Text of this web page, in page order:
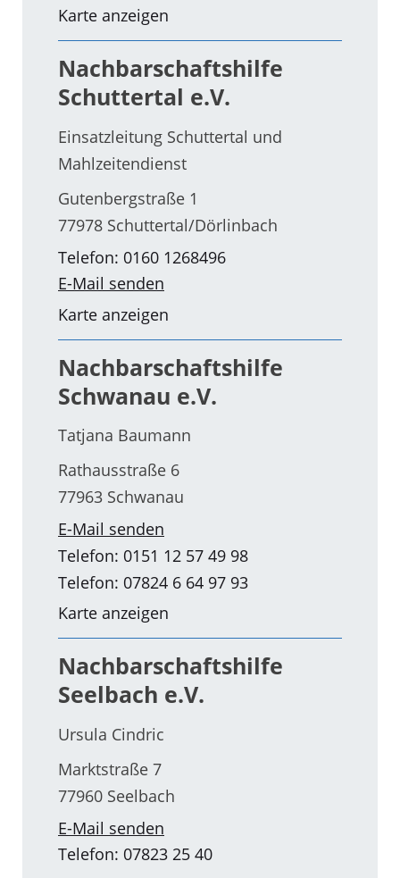
Karte anzeigen
Nachbarschaftshilfe
Schuttertal e.V.
Einsatzleitung Schuttertal und
Mahlzeitendienst
Gutenbergstraße 1
77978 Schuttertal/Dörlinbach
Telefon: 0160 1268496
E-Mail senden
Karte anzeigen
Nachbarschaftshilfe
Schwanau e.V.
Tatjana Baumann
Rathausstraße 6
77963 Schwanau
E-Mail senden
Telefon: 0151 12 57 49 98
Telefon: 07824 6 64 97 93
Karte anzeigen
Nachbarschaftshilfe
Seelbach e.V.
Ursula Cindric
Marktstraße 7
77960 Seelbach
E-Mail senden
Telefon: 07823 25 40